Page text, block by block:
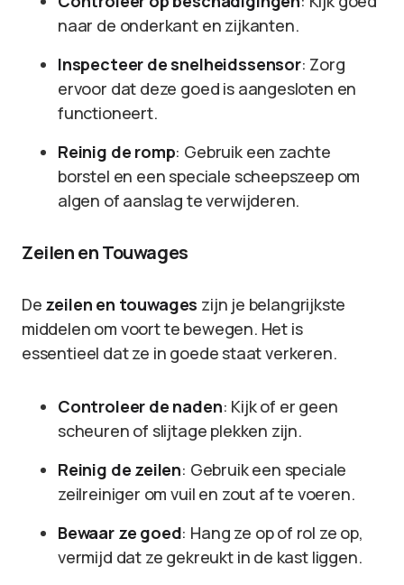
naar de onderkant en zijkanten.
Inspecteer de snelheidssensor: Zorg
ervoor dat deze goed is aangesloten en
functioneert.
Reinig de romp: Gebruik een zachte
borstel en een speciale scheepszeep om
algen of aanslag te verwijderen.
Zeilen en Touwages
De zeilen en touwages zijn je belangrijkste
middelen om voort te bewegen. Het is
essentieel dat ze in goede staat verkeren.
Controleer de naden: Kijk of er geen
scheuren of slijtage plekken zijn.
Reinig de zeilen: Gebruik een speciale
zeilreiniger om vuil en zout af te voeren.
Bewaar ze goed: Hang ze op of rol ze op,
vermijd dat ze gekreukt in de kast liggen.